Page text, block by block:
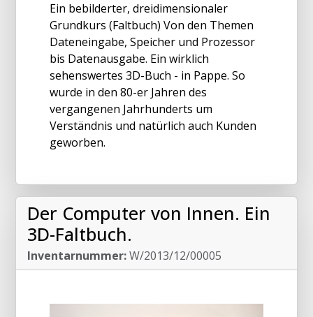
Ein bebilderter, dreidimensionaler
Grundkurs (Faltbuch) Von den Themen
Dateneingabe, Speicher und Prozessor
bis Datenausgabe. Ein wirklich
sehenswertes 3D-Buch - in Pappe. So
wurde in den 80-er Jahren des
vergangenen Jahrhunderts um
Verständnis und natürlich auch Kunden
geworben.
Der Computer von Innen. Ein
3D-Faltbuch.
Inventarnummer:W/2013/12/00005